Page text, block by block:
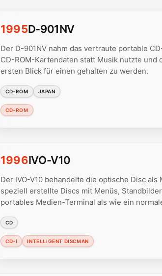
1995D-901NV
Der D-901NV nahm das vertraute portable
CD-ROM-Kartendaten statt Musik nutzte und
ersten Blick für einen gehalten zu werden.
CD-ROM JAPAN
CD-ROM
1996IVO-V10
Der IVO-V10 behandelte die optische Disc
speziell erstellte Discs mit Menüs,
portables Medien-Terminal als wie ein
CD
CD-I INTELLIGENT DISCMAN